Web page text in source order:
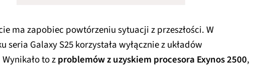
ma zapobiec powtórzeniu sytuacji z przeszłości. W
seria Galaxy S25 korzystała wyłącznie z układów
to zproblemów z uzyskiem procesora Exynos 2500,